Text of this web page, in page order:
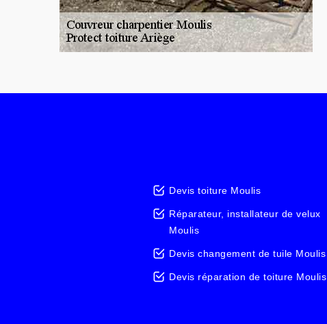
Devis toiture Moulis
Réparateur, installateur de velux
Moulis
Devis changement de tuile Moulis
Devis réparation de toiture Moulis